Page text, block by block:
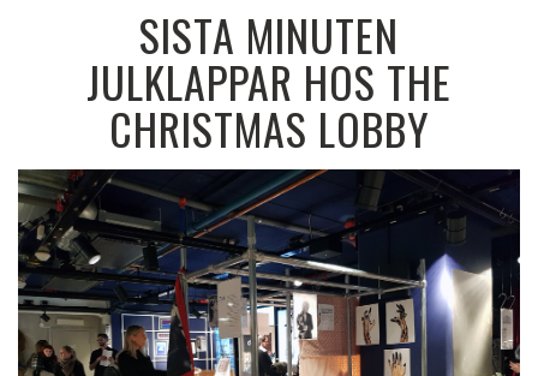
SISTA MINUTEN
JULKLAPPAR HOS THE
CHRISTMAS LOBBY